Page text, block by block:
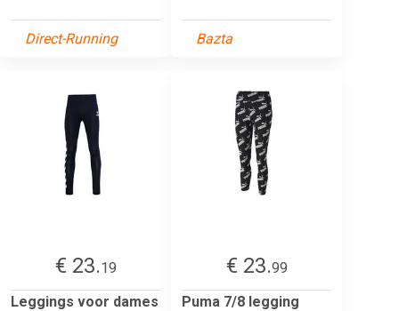
Direct-Running Bazta
€ 23.19
Leggings voor dames
€ 23.99
Puma 7/8 legging